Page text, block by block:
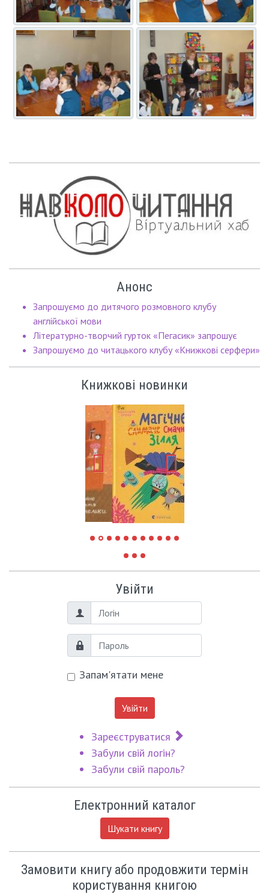
Анонс
Запрошуємо до дитячого розмовного клубу
англійської мови
Літературно-творчий гурток «Пегасик» запрошує
Запрошуємо до читацького клубу «Книжкові серфери»
Книжкові новинки
Увійти
Логін
Пароль
Запам'ятати мене
Увійти
Зареєструватися
Забули свій логін?
Забули свій пароль?
Електронний каталог
Шукати книгу
Замовити книгу або продовжити термін
користування книгою